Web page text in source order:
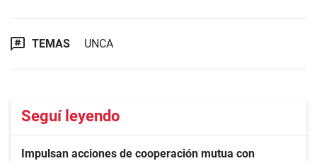
TEMAS UNCA
Seguí leyendo
Impulsan acciones de cooperación mutua con